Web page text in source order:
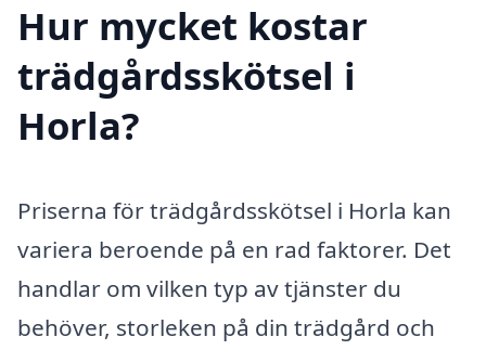
Hur mycket kostar
trädgårdsskötsel i
Horla?
Priserna för trädgårdsskötsel i Horla kan
variera beroende på en rad faktorer. Det
handlar om vilken typ av tjänster du
behöver, storleken på din trädgård och